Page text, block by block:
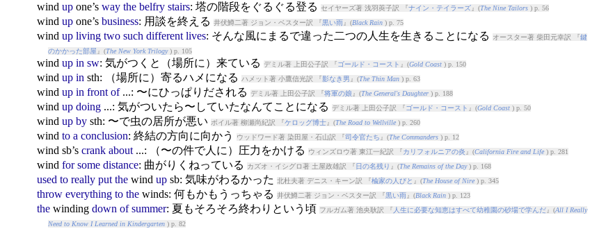
wind upone’s way the belfry stairs: 塔の階段をぐるぐる登る セイヤーズ著 浅羽莢子訳 『ナイン・テイラーズ 』(The Nine Tailors) p. 56
wind upone’s business: 用談を終える 井伏鱒二著 ジョン・ベスター訳 『黒い雨 』(Black Rain) p. 75
wind up living two such different lives: そんな風にまるで違った二つの人生を生きることになる オースター著 柴田元幸訳 『鍵
のかかった部屋 』(The New York Trilogy) p. 105
wind up in sw: 気がつくと（場所に）来ている デミル著 上田公子訳 『 ゴールド・コースト 』(Gold Coast) p. 150
wind up insth: （場所に）寄るハメになる ハメット著 小鷹信光訳 『影なき男 』(The Thin Man) p. 63
wind up in front of...: 〜にひっぱりだされる デミル著 上田公子訳 『将軍の娘 』(The General's Daughter) p. 188
wind up doing...: 気がついたら〜していたなんてことになる デミル著 上田公子訳 『 ゴールド・コースト 』(Gold Coast) p. 50
wind up bysth: 〜で虫の居所が悪い ボイル著 柳瀬尚紀訳 『ケロッグ博士』(The Road to Wellville) p. 260
wind to a conclusion: 終結の方向に向かう ウッドワード著 染田屋・石山訳 『司令官たち 』(The Commanders) p. 12
windsb’s crank about...: （〜の件で人に）圧力をかける ウィンズロウ著 東江一紀訳 『 カリフォルニアの炎 』(California Fire and Life) p. 281
wind for some distance: 曲がりくねっている カズオ・イシグロ著 土屋政雄訳 『 日の名残り 』(The Remains of the Day) p. 168
used to really put the wind upsb: 気味がわるかった 北杜夫著 デニス・キーン訳 『楡家の人びと 』(The House of Nire) p. 345
throw everything to the winds: 何もかもうっちゃる 井伏鱒二著 ジョン・ベスター訳 『黒い雨 』(Black Rain) p. 123
the winding down of summer: 夏もそろそろ終わりという頃 フルガム著 池央耿訳 『 人生に必要な知恵はすべて幼稚園の砂場で学んだ』(All I Really
Need to Know I Learned in Kindergarten) p. 82